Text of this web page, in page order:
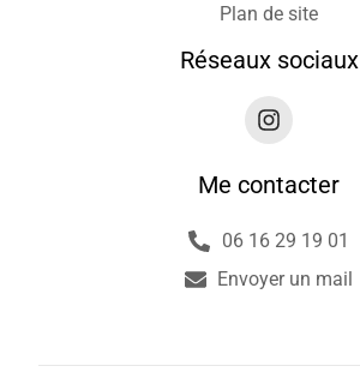
Plan de site
Réseaux sociaux
Me contacter
06 16 29 19 01
Envoyer un mail